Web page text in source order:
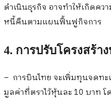
ดำเนินธุรกิจ อาจทำให้เกิดค
หนี้คืนตามแผนฟื้นฟูกิจการ
4. การปรับโครงสร้า
– การบินไทย จะเพิ่มทุนจดทะ
มูลค่าที่ตราไว้หุ้นละ 10 บาท